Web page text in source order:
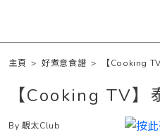
主頁 >好煮意食譜 > 【Cooking
【Cooking TV】
By 靚太Club